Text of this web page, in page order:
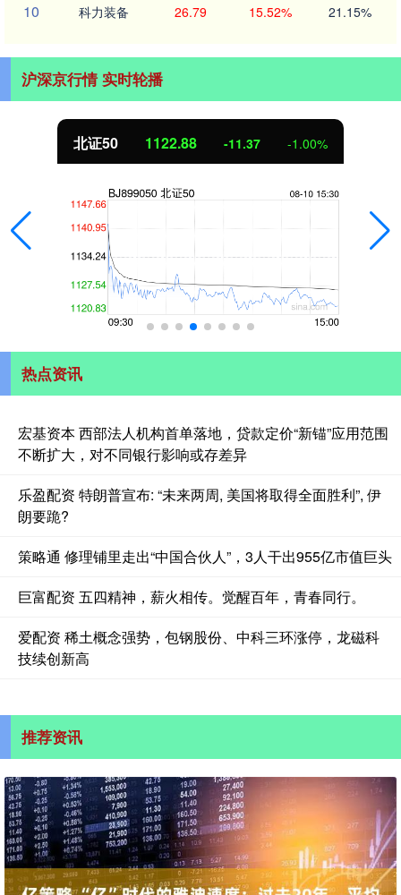
10 科力装备 26.79 15.52% 21.15%
沪深京行情 实时轮播
北证50 1122.88 -11.37 -1.00%
热点资讯
宏基资本 西部法人机构首单落地，贷款定价“新锚”应用范围
不断扩大，对不同银行影响或存差异
乐盈配资 特朗普宣布: “未来两周, 美国将取得全面胜利”, 伊
朗要跪?
策略通 修理铺里走出“中国合伙人”，3人干出955亿市值巨头
巨富配资 五四精神，薪火相传。觉醒百年，青春同行。
爱配资 稀土概念强势，包钢股份、中科三环涨停，龙磁科
技续创新高
推荐资讯